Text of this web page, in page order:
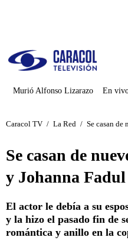
Murió Alfonso Lizarazo En
Caracol TV / La Red / Se casan de
Se casan de
y Johanna Fadul
El actor le debía a su
y la hizo el pasado fin de
romántica y anillo en la